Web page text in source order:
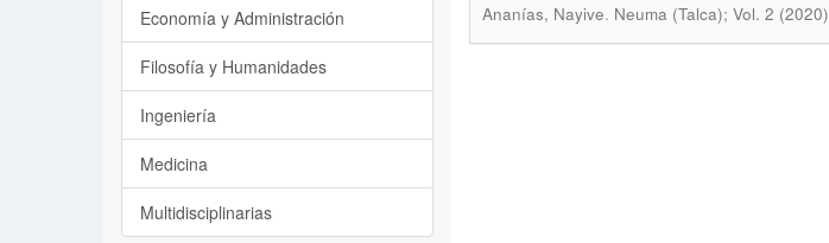
Ananías, Nayive. Neuma (Talca); Vol. 2
Economía y Administración
Filosofía y Humanidades
Ingeniería
Medicina
Multidisciplinarias